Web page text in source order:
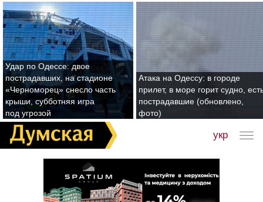
Удар по Одессе: двое
пострадавших, на стадионе
«Черноморец» снесло часть
крыши, субботняя игра
под угрозой
Атака на Одессу: в городе
прилет, в море горит судно,
пострадавшие (обновлено,
фото)
укр